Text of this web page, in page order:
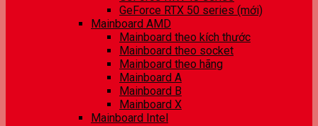
GeForce RTX 50 series (mới)
Mainboard AMD
Mainboard theo kích thước
Mainboard theo socket
Mainboard theo hãng
Mainboard A
Mainboard B
Mainboard X
Mainboard Intel